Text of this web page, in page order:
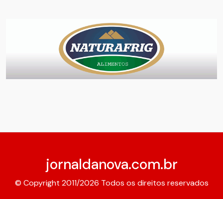
jornaldanova.com.br
© Copyright 2011/2026 Todos os direitos reservados